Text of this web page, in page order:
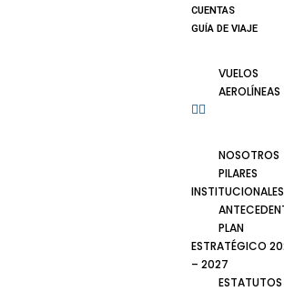
CUENTAS
GUÍA DE VIAJE
VUELOS
AEROLÍNEAS
NOSOTROS
PILARES
INSTITUCIONALES
PLAN
ESTRATÉGICO
– 2027
ESTATUTOS